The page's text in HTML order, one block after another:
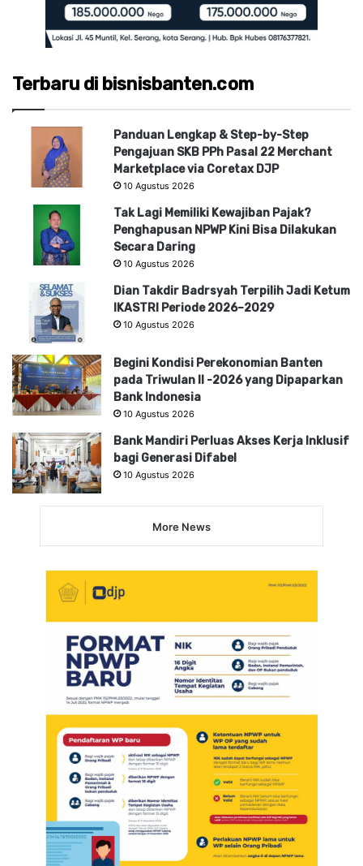
Terbaru di bisnisbanten.com
Panduan Lengkap & Step-by-Step
Pengajuan SKB PPh Pasal 22 Merchant
Marketplace via Coretax DJP
10 Agustus 2026
Tak Lagi Memiliki Kewajiban Pajak?
Penghapusan NPWP Kini Bisa Dilakukan
Secara Daring
10 Agustus 2026
Dian Takdir Badrsyah Terpilih Jadi Ketum
IKASTRI Periode 2026–2029
10 Agustus 2026
Begini Kondisi Perekonomian Banten
pada Triwulan II -2026 yang Dipaparkan
Bank Indonesia
10 Agustus 2026
Bank Mandiri Perluas Akses Kerja Inklusif
bagi Generasi Difabel
10 Agustus 2026
More News